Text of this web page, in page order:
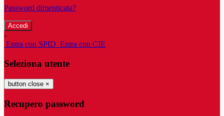
Password dimenticata?
-
Entra con SPID Entra con CIE
Seleziona utente
button close ×
Recupero password